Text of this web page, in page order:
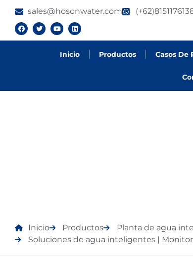
sales@hosonwater.com
Inicio Productos Casos De
Inicio Productos
Planta de agua
Soluciones de agua inteligentes |